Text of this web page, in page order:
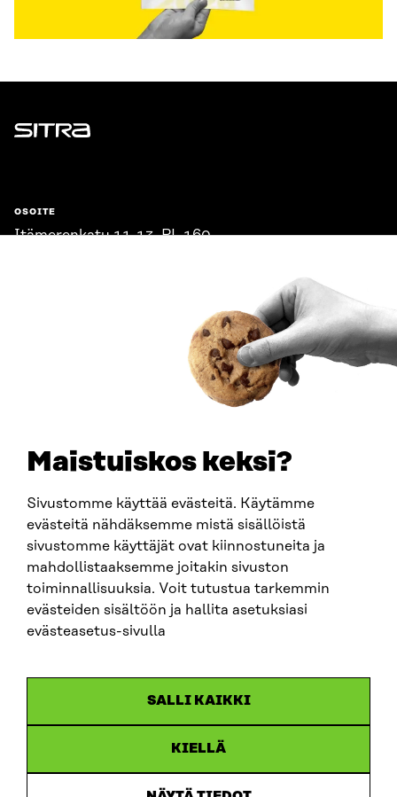
Maistuiskos keksi?
Sivustomme käyttää evästeitä. Käytämme
evästeitä nähdäksemme mistä sisällöistä
sivustomme käyttäjät ovat kiinnostuneita ja
mahdollistaaksemme joitakin sivuston
toiminnallisuuksia. Voit tutustua tarkemmin
evästeiden sisältöön ja hallita asetuksiasi
evästeasetus-sivulla
SALLI KAIKKI
KIELLÄ
Sitra
OSOITE
Itämerenkatu 11-13, PL 160,
SITRA SOSIAALISESSA MEDIASSA
LinkedIn
Instagram
YouTube